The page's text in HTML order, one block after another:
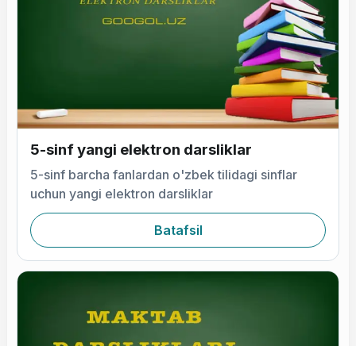
5-sinf yangi elektron darsliklar
5-sinf barcha fanlardan o'zbek tilidagi sinflar
uchun yangi elektron darsliklar
Batafsil